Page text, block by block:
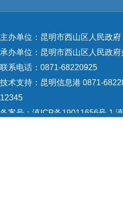
主办单位：昆明市西山区人民政府
承办单位：昆明市西山区人民政
联系电话：0871-68220925
技术支持： 昆明信息港 0871-
12345
备案号： 滇ICP备19011656号-1